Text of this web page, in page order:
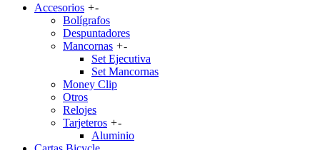
Accesorios +-
Bolígrafos
Despuntadores
Mancornas +-
Set Ejecutiva
Set Mancornas
Money Clip
Otros
Relojes
Tarjeteros +-
Aluminio